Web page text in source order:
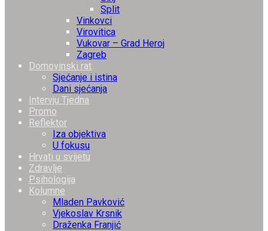
Split
Vinkovci
Virovitica
Vukovar – Grad Heroj
Zagreb
Domovinski rat
Sjećanje i istina
Dani sjećanja
Intervju Tjedna
Promo
Reflektor
Iza objektiva
U fokusu
Hrvati u svijetu
Zdravlje
Psihologija
Kolumne
Mladen Pavković
Vjekoslav Krsnik
Draženka Franjić